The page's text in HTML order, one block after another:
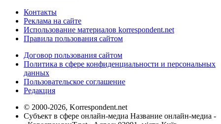
Контакты
Реклама на сайте
Использование материалов korrespondent.net
Правила пользования сайтом
Договор пользования сайтом
Политика в сфере конфиденциальности и персональных
данных
Пользовательское соглашение
Редакция
© 2000-2026, Korrespondent.net
Субъект в сфере онлайн-медиа Название онлайн-медиа -